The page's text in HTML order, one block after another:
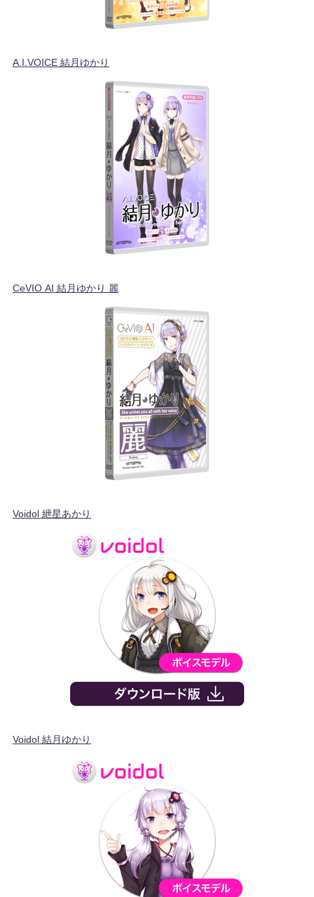
A.I.VOICE 結月ゆかり
CeVIO AI 結月ゆかり 麗
Voidol 紲星あかり
Voidol 結月ゆかり